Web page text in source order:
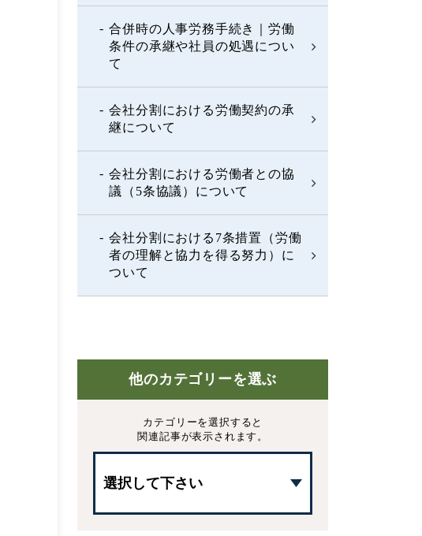
合併時の人事労務手続き｜労働
条件の承継や社員の処遇につい
て
会社分割における労働契約の承
継について
会社分割における労働者との協
議（5条協議）について
会社分割における7条措置（労働
者の理解と協力を得る努力）に
ついて
他のカテゴリーを選ぶ
カテゴリーを選択すると
関連記事が表示されます。